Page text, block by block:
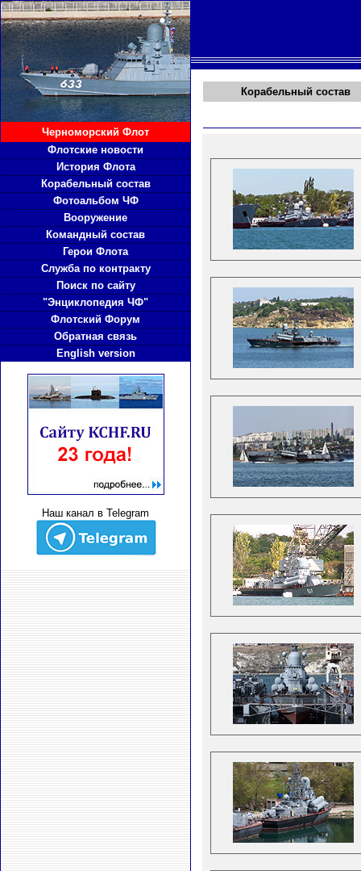
Черноморский Флот
Флотские новости
История Флота
Корабельный состав
Фотоальбом ЧФ
Вооружение
Командный состав
Герои Флота
Служба по контракту
Поиск по сайту
"Энциклопедия ЧФ"
Флотский Форум
Обратная связь
English version
Наш канал в Telegram
Корабельный состав